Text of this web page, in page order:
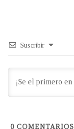
Suscribir
0 COMENTARIOS